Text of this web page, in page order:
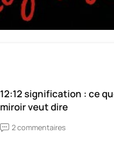
12:12 signification : ce
miroir veut dire
2 commentaires